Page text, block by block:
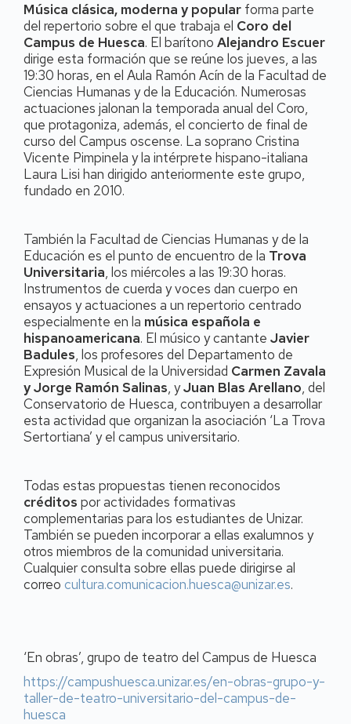
Música clásica, moderna y popular forma parte
del repertorio sobre el que trabaja el Coro del
Campus de Huesca. El barítono Alejandro Escuer
dirige esta formación que se reúne los jueves, a las
19:30 horas, en el Aula Ramón Acín de la Facultad de
Ciencias Humanas y de la Educación. Numerosas
actuaciones jalonan la temporada anual del Coro,
que protagoniza, además, el concierto de final de
curso del Campus oscense. La soprano Cristina
Vicente Pimpinela y la intérprete hispano-italiana
Laura Lisi han dirigido anteriormente este grupo,
fundado en 2010.
También la Facultad de Ciencias Humanas y de la
Educación es el punto de encuentro de la Trova
Universitaria, los miércoles a las 19:30 horas.
Instrumentos de cuerda y voces dan cuerpo en
ensayos y actuaciones a un repertorio centrado
especialmente en la música española e
hispanoamericana. El músico y cantante Javier
Badules, los profesores del Departamento de
Expresión Musical de la Universidad Carmen Zavala
y Jorge Ramón Salinas, yJuan Blas Arellano, del
Conservatorio de Huesca, contribuyen a desarrollar
esta actividad que organizan la asociación ‘La Trova
Sertortiana’ y el campus universitario.
Todas estas propuestas tienen reconocidos
créditos por actividades formativas
complementarias para los estudiantes de Unizar.
También se pueden incorporar a ellas exalumnos y
otros miembros de la comunidad universitaria.
Cualquier consulta sobre ellas puede dirigirse al
correo cultura.comunicacion.huesca@unizar.es.
‘En obras’, grupo de teatro del Campus de Huesca
https://campushuesca.unizar.es/en-obras-grupo-y-
taller-de-teatro-universitario-del-campus-de-
huesca